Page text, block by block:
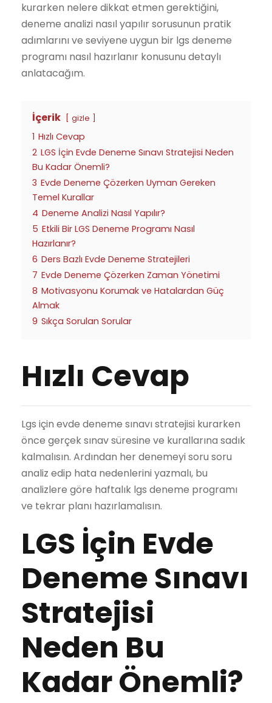
kurarken nelere dikkat etmen gerektiğini,
deneme analizi nasıl yapılır sorusunun pratik
adımlarını ve seviyene uygun bir lgs deneme
programı nasıl hazırlanır konusunu detaylı
anlatacağım.
İçerik gizle
1 Hızlı Cevap
2 LGS İçin Evde Deneme Sınavı Stratejisi Neden
Bu Kadar Önemli?
3 Evde Deneme Çözerken Uyman Gereken
Temel Kurallar
4 Deneme Analizi Nasıl Yapılır?
5 Etkili Bir LGS Deneme Programı Nasıl
Hazırlanır?
6 Ders Bazlı Evde Deneme Stratejileri
7 Evde Deneme Çözerken Zaman Yönetimi
8 Motivasyonu Korumak ve Hatalardan Güç
Almak
9 Sıkça Sorulan Sorular
Hızlı Cevap
Lgs için evde deneme sınavı stratejisi kurarken
önce gerçek sınav süresine ve kurallarına sadık
kalmalısın. Ardından her denemeyi soru soru
analiz edip hata nedenlerini yazmalı, bu
analizlere göre haftalık lgs deneme programı
ve tekrar planı hazırlamalısın.
LGS İçin Evde
Deneme Sınavı
Stratejisi
Neden Bu
Kadar Önemli?